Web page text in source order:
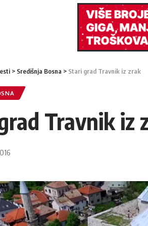
> Središnja Bosna > Stari grad Travnik iz zrak
Travnik iz